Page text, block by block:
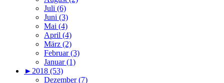
Juli (6)
Juni (3)
Mai (4)
April (4)
März (2)
Februar (3)
Januar (1)
► 2018 (53)
Dezember (7)